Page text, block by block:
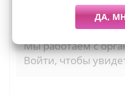
Последний раз купили
Более 7 дней назад
Мы работаем с
Войти, чтобы